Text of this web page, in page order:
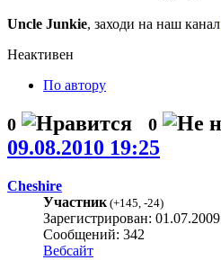
Uncle Junkie, заходи на наш канал
Неактивен
По автору
0 0
09.08.2010 19:25
Cheshire
Участник (+145 -24)
Зарегистрирован: 01.07.2009
Сообщений: 342
Вебсайт